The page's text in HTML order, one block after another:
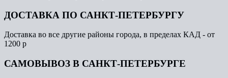
ДОСТАВКА ПО САНКТ-ПЕТЕРБУРГУ
Доставка во все другие районы города, в пределах КАД - от
1200 р
САМОВЫВОЗ В САНКТ-ПЕТЕРБУРГЕ